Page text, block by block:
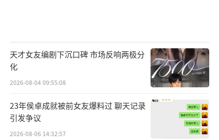
天才女友编剧下沉口碑 市场反响两极分
化
2026-08-04 09:55:08
23年侯卓成就被前女友爆料过 聊天记录
引发争议
2026-08-06 14:32:57